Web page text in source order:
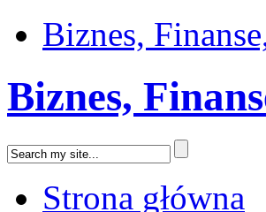
Biznes,
Biznes,
Strona główna